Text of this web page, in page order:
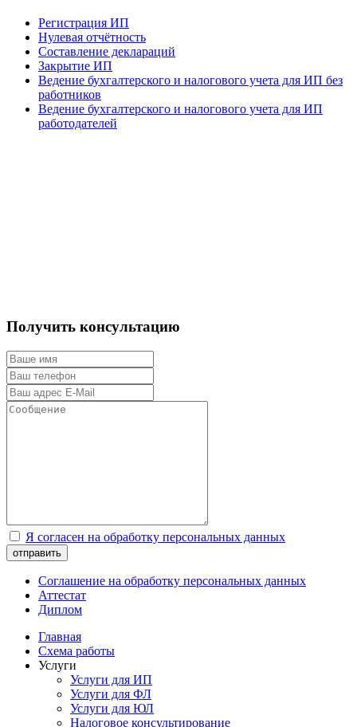
Регистрация ИП
Нулевая отчётность
Составление деклараций
Закрытие ИП
Ведение бухгалтерского и налогового учета для ИП без
работников
Ведение бухгалтерского и налогового учета для ИП
работодателей
Получить консультацию
Я согласен на обработку персональных данных
отправить
Соглашение на обработку персональных данных
Аттестат
Диплом
Главная
Схема работы
Услуги
Услуги для ИП
Услуги для ФЛ
Услуги для ЮЛ
Налоговое консультирование